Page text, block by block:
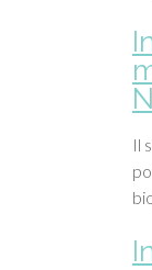
Il